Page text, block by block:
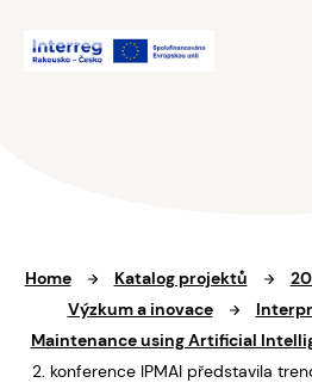
Home Katalog projektů
Výzkum a inovace
Maintenance using Artificial
2. konference IPMAI představila